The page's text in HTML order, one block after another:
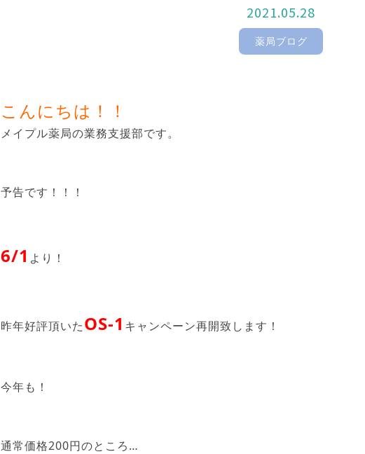
2021.05.28
薬局ブログ
こんにちは！！
メイプル薬局の業務支援部です。
予告です！！！
6/1 より！
昨年好評頂いたOS-1 キャンペーン再開致します！
今年も！
通常価格200円のところ…